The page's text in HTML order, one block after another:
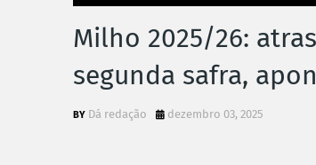
Milho 2025/26:
segunda safra,
Dá redação dezembro 03, 2025